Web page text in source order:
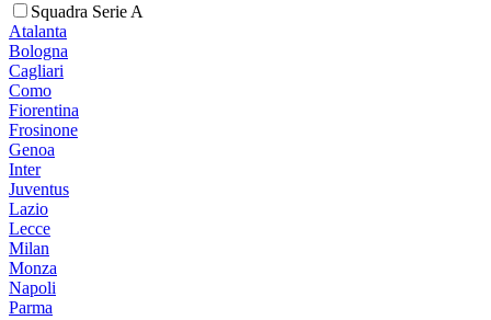
Squadra Serie A
Atalanta
Bologna
Cagliari
Como
Fiorentina
Frosinone
Genoa
Inter
Juventus
Lazio
Lecce
Milan
Monza
Napoli
Parma